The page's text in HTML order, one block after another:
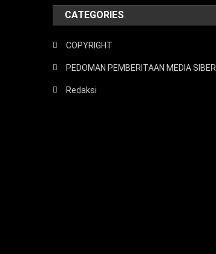
CATEGORIES
COPYRIGHT
PEDOMAN PEMBERITAAN MEDIA SIBER
Redaksi